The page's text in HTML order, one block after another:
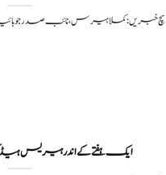
سچ خبریں: کملا ہیرس، نائب صدر جو
ایک ہفتے کے اندر ہیریس ہیڈ کوارٹر